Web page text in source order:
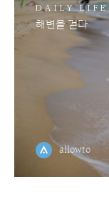
DAILY LIFE
해변을 걷다
allowto